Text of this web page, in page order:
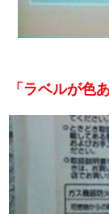
「ラベルが色